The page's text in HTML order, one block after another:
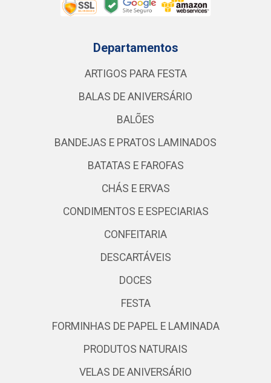
Departamentos
ARTIGOS PARA FESTA
BALAS DE ANIVERSÁRIO
BALÕES
BANDEJAS E PRATOS LAMINADOS
BATATAS E FAROFAS
CHÁS E ERVAS
CONDIMENTOS E ESPECIARIAS
CONFEITARIA
DESCARTÁVEIS
DOCES
FESTA
FORMINHAS DE PAPEL E LAMINADA
PRODUTOS NATURAIS
VELAS DE ANIVERSÁRIO